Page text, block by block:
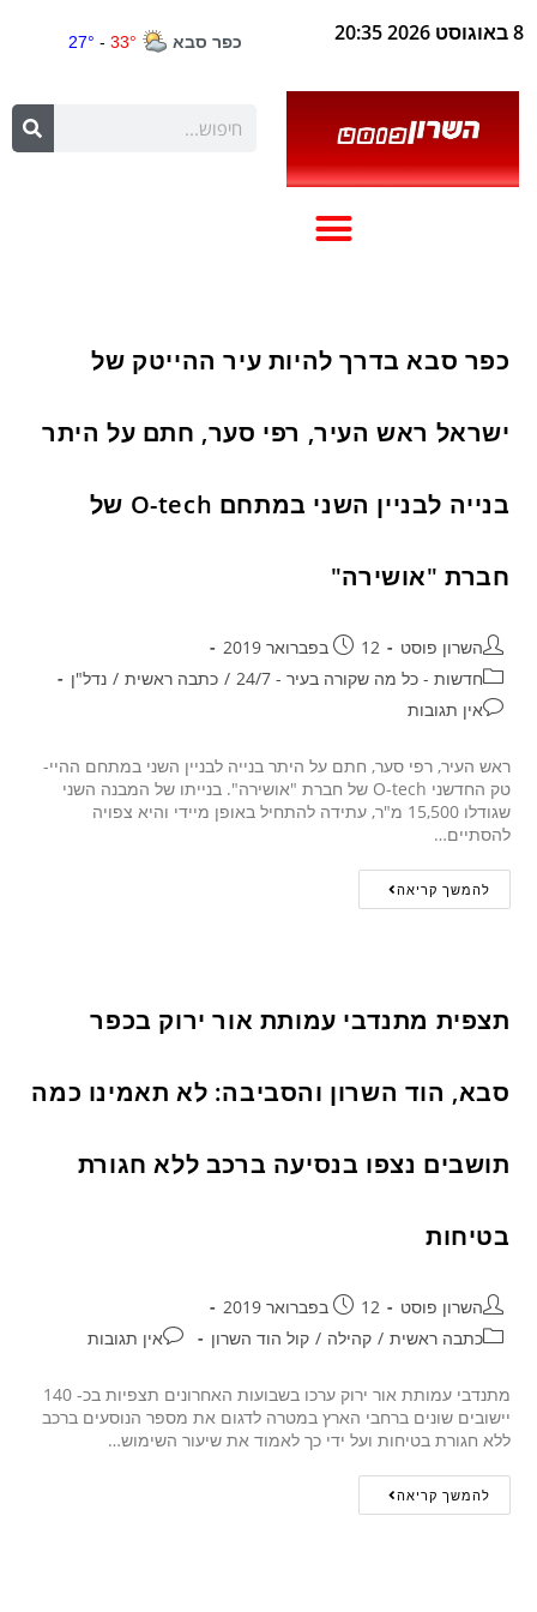
8 באוגוסט 2026 20:35
כפר סבא בדרך להיות עיר ההייטק של
ישראל ראש העיר, רפי סער, חתם על היתר
בנייה לבניין השני במתחם O-tech של
חברת "אושירה"
השרון פוסט
12 בפברואר 2019
חדשות - כל מה שקורה בעיר - 24/7
/ כתבה ראשית / נדל"ן
אין תגובות
ראש העיר, רפי סער, חתם על היתר בנייה לבניין השני במתחם ההיי-
טק החדשני O-tech של חברת "אושירה". בנייתו של המבנה השני
שגודלו 15,500 מ"ר, עתידה להתחיל באופן מיידי והיא צפויה
להסתיים…
להמשך קריאה
תצפית מתנדבי עמותת אור ירוק בכפר
סבא, הוד השרון והסביבה: לא תאמינו כמה
תושבים נצפו בנסיעה ברכב ללא חגורת
בטיחות
השרון פוסט
12 בפברואר 2019
כתבה ראשית / קהילה / קול הוד השרון אין תגובות
מתנדבי עמותת אור ירוק ערכו בשבועות האחרונים תצפיות בכ- 140
יישובים שונים ברחבי הארץ במטרה לדגום את מספר הנוסעים ברכב
ללא חגורת בטיחות ועל ידי כך לאמוד את שיעור השימוש…
להמשך קריאה